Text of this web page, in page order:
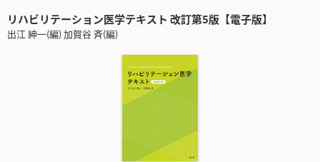
リハビリテーション医学テキスト 改訂第5版【電子版】
出江 紳一(編) 加賀谷 斉(編)